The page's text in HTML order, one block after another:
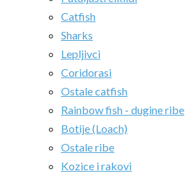
Catfish
Sharks
Lepljivci
Coridorasi
Ostale catfish
Rainbow fish - dugine ribe
Botije (Loach)
Ostale ribe
Kozice i rakovi